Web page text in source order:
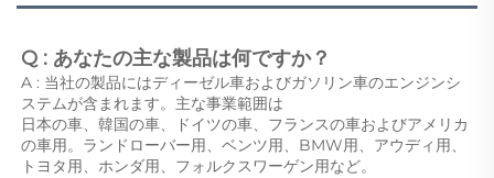
Q : あなたの主な製品は何ですか？
A : 当社の製品にはディーゼル車およびガソリン車のエンジンシ
ステムが含まれます。主な事業範囲は
日本の車、韓国の車、ドイツの車、フランスの車およびアメリカ
の車用。ランドローバー用、ベンツ用、BMW用、アウディ用、
トヨタ用、ホンダ用、フォルクスワーゲン用など。